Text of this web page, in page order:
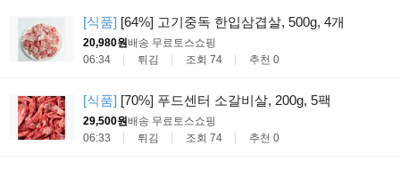
[식품] [64%] 고기중독 한입삼겹살, 500g, 4개
20,980원배송 무료토스쇼핑
06:34
튀김 조회 74 추천 0
[식품] [70%] 푸드센터 소갈비살, 200g, 5팩
29,500원배송 무료토스쇼핑
06:33
튀김 조회 74 추천 0